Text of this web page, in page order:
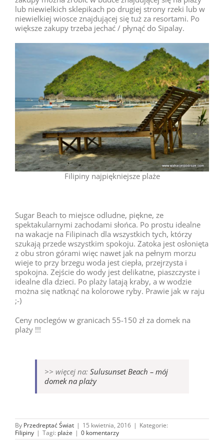
lub niewielkich sklepikach po drugiej strony rzeki lub w
niewielkiej wiosce znajdującej się tuż za resortami. Po
większe zakupy trzeba jechać / płynąć do Sipalay.
Filipiny najpiękniejsze plaże
Sugar Beach to miejsce odludne, piękne, ze
spektakularnymi zachodami słońca. Po prostu idealne
na wakacje na Filipinach dla wszystkich tych, którzy
szukają przede wszystkim spokoju. Zatoka jest osłonięta
z obu stron górami więc nawet jak na pełnym morzu
wieje to przy brzegu woda jest ciepła, przejrzysta i
spokojna. Zejście do wody jest delikatne, piaszczyste i
idealne dla dzieci. Po plaży latają kraby, a w wodzie
można się natknąć na kolorowe ryby. Prawie jak w raju
;-)
Ceny noclegów w granicach 55-150 zł za domek na
plaży !!!
>> więcej na: Sulusunset Beach – mój
domek na plaży
By Przedreptać Świat | 15 kwietnia, 2016 | Kategorie:
Filipiny | Tagi: plaże | 0 komentarzy